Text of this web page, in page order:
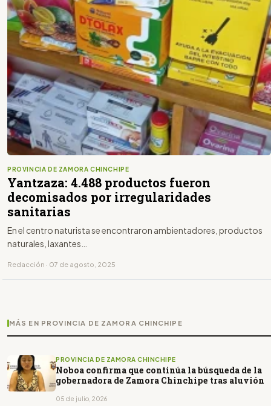
PROVINCIA DE ZAMORA CHINCHIPE
Yantzaza: 4.488 productos fueron
decomisados por irregularidades
sanitarias
En el centro naturista se encontraron ambientadores, productos
naturales, laxantes…
Redacción · 07 de agosto, 2025
MÁS EN PROVINCIA DE ZAMORA CHINCHIPE
PROVINCIA DE ZAMORA CHINCHIPE
Noboa confirma que continúa la búsqueda de la
gobernadora de Zamora Chinchipe tras aluvión
05 de julio, 2026